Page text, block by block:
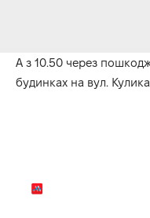
​​А з 10.50 через
будинках на вул. Кулика